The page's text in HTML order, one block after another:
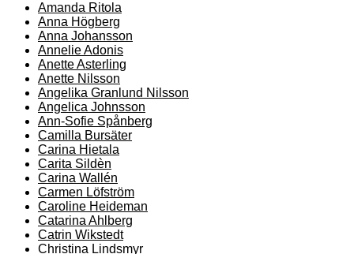
Amanda Ritola
Anna Högberg
Anna Johansson
Annelie Adonis
Anette Asterling
Anette Nilsson
Angelika Granlund Nilsson
Angelica Johnsson
Ann-Sofie Spånberg
Camilla Bursäter
Carina Hietala
Carita Sildèn
Carina Wallén
Carmen Löfström
Caroline Heideman
Catarina Ahlberg
Catrin Wikstedt
Christina Lindsmyr